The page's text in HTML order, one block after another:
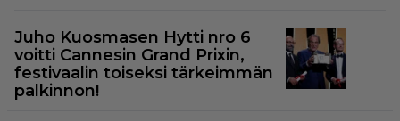
Juho Kuosmasen Hytti nro 6
voitti Cannesin Grand Prixin,
festivaalin toiseksi tärkeimmän
palkinnon!